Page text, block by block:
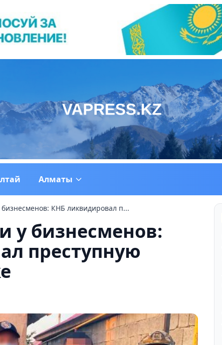
Алматы
бизнесменов: КНБ ликвидировал п...
у бизнесменов:
преступную